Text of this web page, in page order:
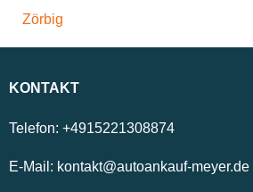
Zörbig
KONTAKT
Telefon: +4915221308874
E-Mail: kontakt@autoankauf-meyer.de